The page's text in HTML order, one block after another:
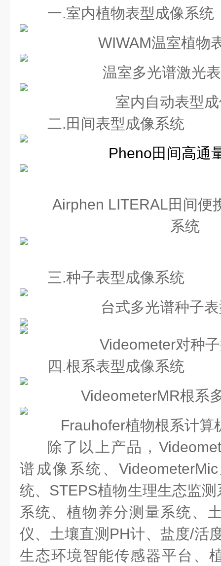
一.室内植物表型成像系统
WIWAM温室植物
温室多光谱激光
室内自动表型
二.田间表型成像系统
Pheno田间高通
Airphen LITERAL田间便
系统
三.种子表型成像系统
台式多光谱种子
Videometer对种
四.根系表型成像系统
VideometerMR根系
Frauhofer植物根系计算
除了以上产品，
谱成像系统、
统、STEPS植物生理生态监
系统、植物养分测量系统、
仪、土壤直测PH计、盐度/活
生态环境智能传感器平台、